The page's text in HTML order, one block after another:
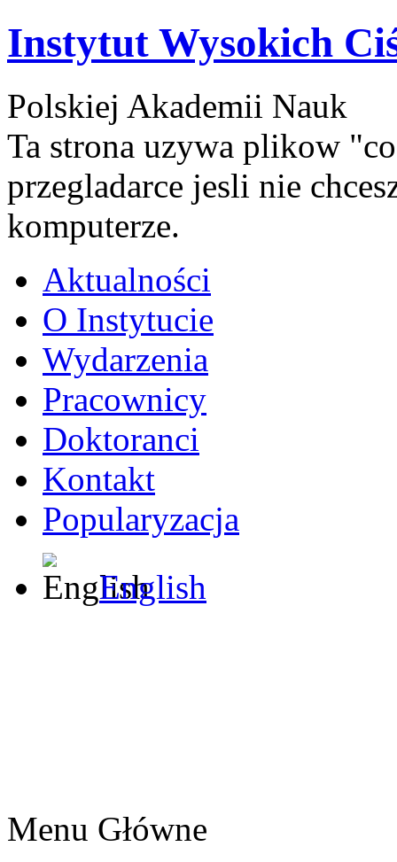
Instytut Wysokich
Polskiej Akademii Nauk
Ta strona uzywa plikow
przegladarce jesli nie
komputerze.
Aktualności
O Instytucie
Wydarzenia
Pracownicy
Doktoranci
Kontakt
Popularyzacja
English
Menu Główne